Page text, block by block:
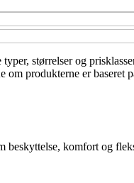
størrelser og
produkterne er
komfort og